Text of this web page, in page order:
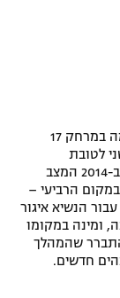
מנגד, דינמו קייב הלכה ודעכה. ב-2013 היא סיימה במרחק 17
לטובת
מטאליסט חארקוב. זו היתה השפלה גדולה, אך ב-2014 המצב
הרביעי –
הנשיא איגור
ומינה במקומו
התברר שהמהלך
חדשים.